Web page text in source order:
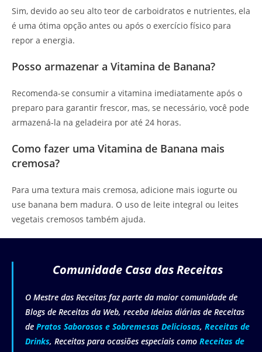
Sim, devido ao seu alto teor de carboidratos e nutrientes, ela
é uma ótima opção antes ou após o exercício físico para
repor a energia.
Posso armazenar a Vitamina de Banana?
Recomenda-se consumir a vitamina imediatamente após o
preparo para garantir frescor, mas, se necessário, você pode
armazená-la na geladeira por até 24 horas.
Como fazer uma Vitamina de Banana mais
cremosa?
Para uma textura mais cremosa, adicione mais iogurte ou
use banana bem madura. O uso de leite integral ou leites
vegetais cremosos também ajuda.
Comunidade Casa das Receitas
O Mestre das Receitas faz parte da maior comunidade de
Blogs de Receitas da Web, receba Ideias diárias de Receitas
de Pratos Saborosos e Sobremesas Deliciosas, Receitas de
Drinks, Receitas para ocasiões especiais como Receitas de